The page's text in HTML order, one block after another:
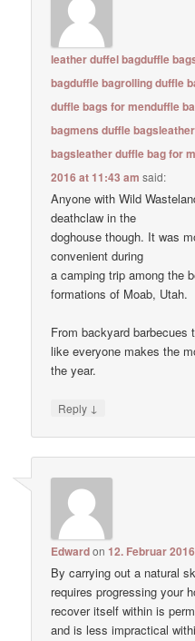
leather duffel bagduffle
bagduffle bagrolling duffle
duffle bags for menduffle
bagmens duffle
bagsleather duffle bag for
2016 at 11:43 am said:
Anyone with Wild
deathclaw in the
doghouse though. It was
convenient during
a camping trip among the
formations of Moab, Utah.
From backyard
like everyone makes the
the year.
Reply ↓
Edwardon12. Februar
By carrying out a natural
requires progressing your
recover itself within is
and is less impractical